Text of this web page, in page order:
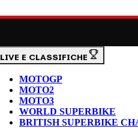
LIVE E CLASSIFICHE
MOTOGP
MOTO2
MOTO3
WORLD SUPERBIKE
BRITISH SUPERBIKE